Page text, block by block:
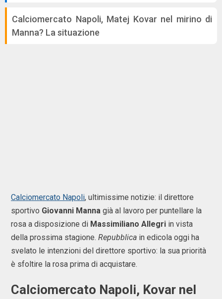
Calciomercato Napoli, Matej Kovar nel mirino di
Manna? La situazione
Calciomercato Napoli, ultimissime notizie: il direttore
sportivo Giovanni Manna già al lavoro per puntellare la
rosa a disposizione di Massimiliano Allegri in vista
della prossima stagione. Repubblica in edicola oggi ha
svelato le intenzioni del direttore sportivo: la sua priorità
è sfoltire la rosa prima di acquistare.
Calciomercato Napoli, Kovar nel